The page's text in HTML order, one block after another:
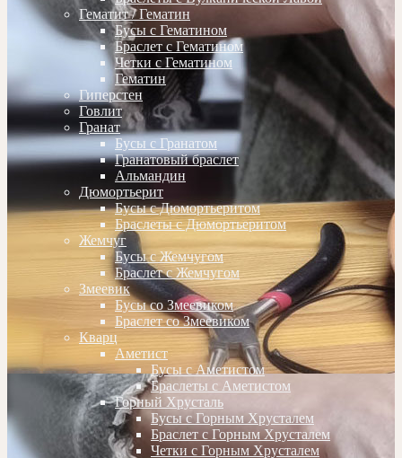
Гематит / Гематин
Бусы с Гематином
Браслет с Гематином
Четки с Гематином
Гематин
Гиперстен
Говлит
Гранат
Бусы с Гранатом
Гранатовый браслет
Альмандин
Дюмортьерит
Бусы с Дюмортьеритом
Браслеты с Дюмортьеритом
Жемчуг
Бусы с Жемчугом
Браслет с Жемчугом
Змеевик
Бусы со Змеевиком
Браслет со Змеевиком
Кварц
Аметист
Бусы с Аметистом
Браслеты с Аметистом
Горный Хрусталь
Бусы с Горным Хрусталем
Браслет с Горным Хрусталем
Четки с Горным Хрусталем